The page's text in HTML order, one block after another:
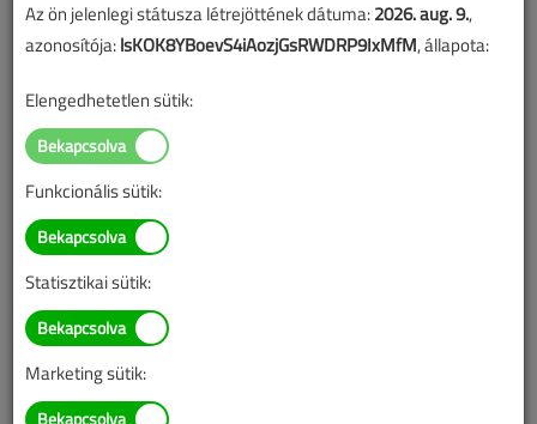
Dobozok és burkolatok
villamossági szereléshez
2022. április 12. |
Az ön jelenlegi státusza létrejöttének dátuma:2026. aug. 9.,
azonosítója:lsKOK8YBoevS4iAozjGsRWDRP9IxMfM, állapota:
Elengedhetetlen sütik:
Funkcionális sütik:
Statisztikai sütik:
Marketing sütik: